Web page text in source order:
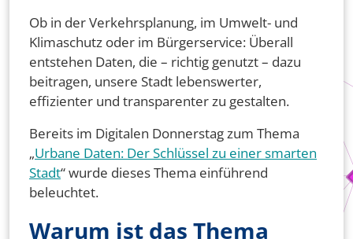
Ob in der Verkehrsplanung, im Umwelt- und
Klimaschutz oder im Bürgerservice: Überall
entstehen Daten, die – richtig genutzt – dazu
beitragen, unsere Stadt lebenswerter,
effizienter und transparenter zu gestalten.
Bereits im Digitalen Donnerstag zum Thema
„Urbane Daten: Der Schlüssel zu einer smarten
Stadt“ wurde dieses Thema einführend
beleuchtet.
Warum ist das Thema